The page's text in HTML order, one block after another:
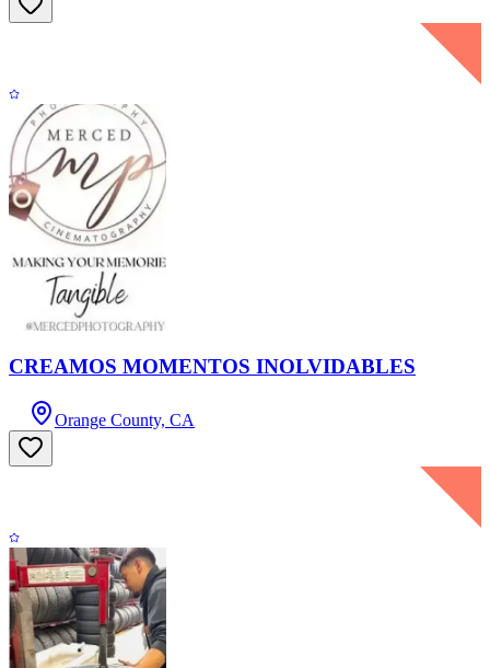
CREAMOS MOMENTOS INOLVIDABLES
Orange County, CA